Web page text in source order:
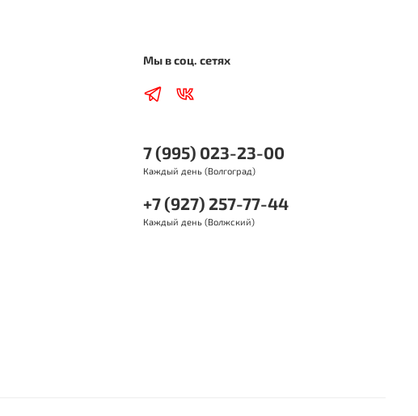
Соответствия и допуски
LIQUI MOLY рекомендует этот продукт дополнительно для
Мы в соц. сетях
7 (995) 023-23-00
Каждый день (Волгоград)
+7 (927) 257-77-44
Каждый день (Волжский)